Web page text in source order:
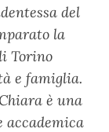
del
la
Torino
e famiglia.
è una
accademica